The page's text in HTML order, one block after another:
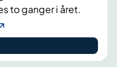
to ganger i året.